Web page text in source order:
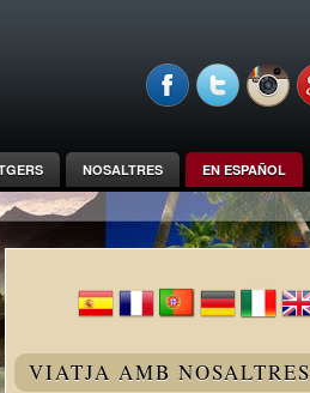
NOSALTRES EN ESPAÑOL
VIATJA AMB NOSALTRES